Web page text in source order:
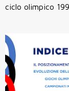
ciclo olimpico